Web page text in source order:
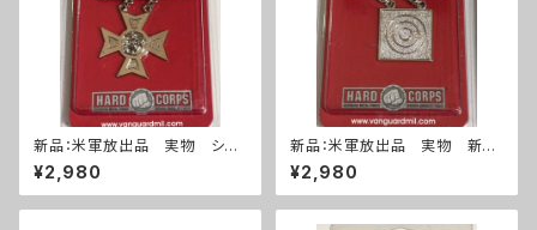
新品：米軍放出品 実物 シャ
ープシューター 勲章(A287)
¥2,980
新品：米軍放出品 実物 新
品 ライフルマークスマン 勲
章(A286)
¥2,980